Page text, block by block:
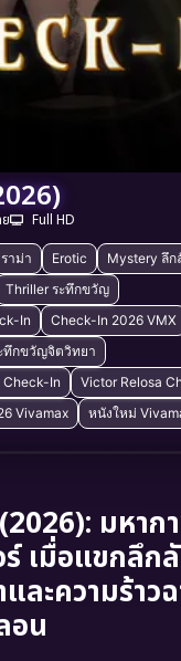
Full HD
าม่า Erotic
Mystery ลึก
Thriller ระทึกขวัญ
In
Check-In 2026 VMX
ทึกขวัญจิตวิทยา
Check-In
Victor Relosa
Vivamax
หนังใหม่
มหาก
เมื่อแขกลึก
ละความร้าว
อน